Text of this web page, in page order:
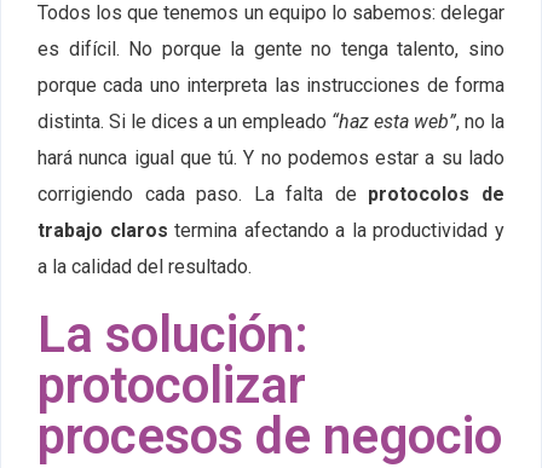
Todos los que tenemos un equipo lo sabemos: delegar
es difícil. No porque la gente no tenga talento, sino
porque cada uno interpreta las instrucciones de forma
distinta. Si le dices a un empleado “haz esta web”, no la
hará nunca igual que tú. Y no podemos estar a su lado
corrigiendo cada paso. La falta de protocolos de
trabajo claros termina afectando a la productividad y
a la calidad del resultado.
La solución:
protocolizar
procesos de negocio